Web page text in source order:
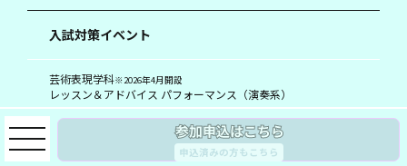
申込済みの方もこちら
入試対策イベント
芸術表現学科※2026年4月開設
レッスン＆アドバイス パフォーマンス（演奏系）
※2026年4月開設
レッスン＆アドバイス パフォーマンス（舞台系）